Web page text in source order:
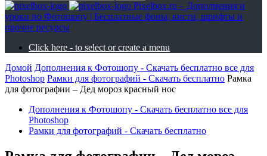
Pixelbox.ru – Дополнения и
уроки по Фотошопу | Бесплатные фоны, кисти, шрифты и
прочие ресурсы
Click here - to select or create a menu
Домой Дополнения к Фотошопу - Скачать бесплатно все для
Photoshop Рамки для фотографий - Скачать бесплатно Рамка
для фотографии – Дед мороз красный нос
Дополнения к Фотошопу - Скачать бесплатно все для
Photoshop
Рамки для фотографий - Скачать бесплатно